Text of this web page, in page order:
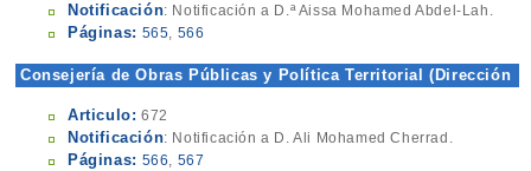
Notificación: Notificación a D.ª Aissa Mohamed Abdel-Lah.
Páginas: 565, 566
Consejería de Obras Públicas y Política Territorial (Dirección
Articulo: 672
Notificación: Notificación a D. Ali Mohamed Cherrad.
Páginas: 566, 567